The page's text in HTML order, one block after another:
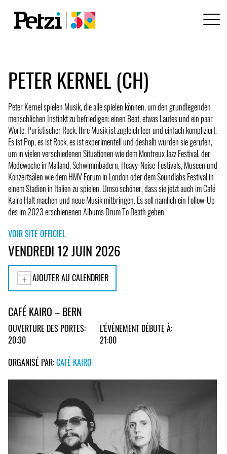
PETER KERNEL (CH)
Peter Kernel spielen Musik, die alle spielen können, um den grundlegenden
menschlichen Instinkt zu befriedigen: einen Beat, etwas Lautes und ein paar
Worte. Puristischer Rock. Ihre Musik ist zugleich leer und einfach kompliziert.
Es ist Pop, es ist Rock, es ist experimentell und deshalb wurden sie gerufen,
um in vielen verschiedenen Situationen wie dem Montreux Jazz Festival, der
Modewoche in Mailand, Schwimmbädern, Heavy-Noise-Festivals, Museen und
Konzertsälen wie dem HMV Forum in London oder dem Soundlabs Festival in
einem Stadion in Italien zu spielen. Umso schöner, dass sie jetzt auch im Café
Kairo Halt machen und neue Musik mitbringen. Es soll nämlich ein Follow-Up
des im 2023 erschienenen Albums Drum To Death geben.
VOIR SITE OFFICIEL
VENDREDI 12 JUIN 2026
AJOUTER AU CALENDRIER
CAFÉ KAIRO – BERN
OUVERTURE DES PORTES:
20:30
L'ÉVÉNEMENT DÉBUTE À:
21:00
ORGANISÉ PAR:CAFÉ KAIRO